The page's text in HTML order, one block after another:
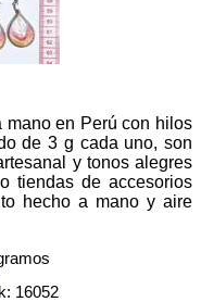
mano en Perú con hilos
de 3 g cada uno, son
y tonos alegres
tiendas de accesorios
hecho a mano y aire
16052